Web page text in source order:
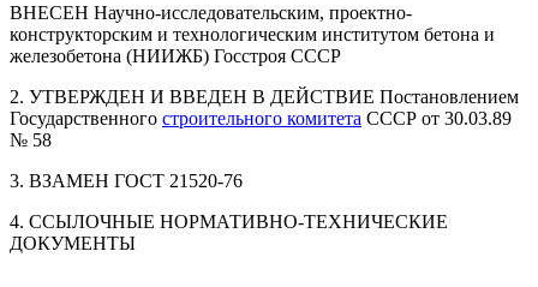
ВНЕСЕН Научно-исследовательским, проектно-
конструкторским и технологическим институтом бетона и
железобетона (НИИЖБ) Госстроя СССР
2. УТВЕРЖДЕН И ВВЕДЕН В ДЕЙСТВИЕ Постановлением
Государственного строительного комитета СССР от 30.03.89
№ 58
3. ВЗАМЕН ГОСТ 21520-76
4. ССЫЛОЧНЫЕ НОРМАТИВНО-ТЕХНИЧЕСКИЕ
ДОКУМЕНТЫ